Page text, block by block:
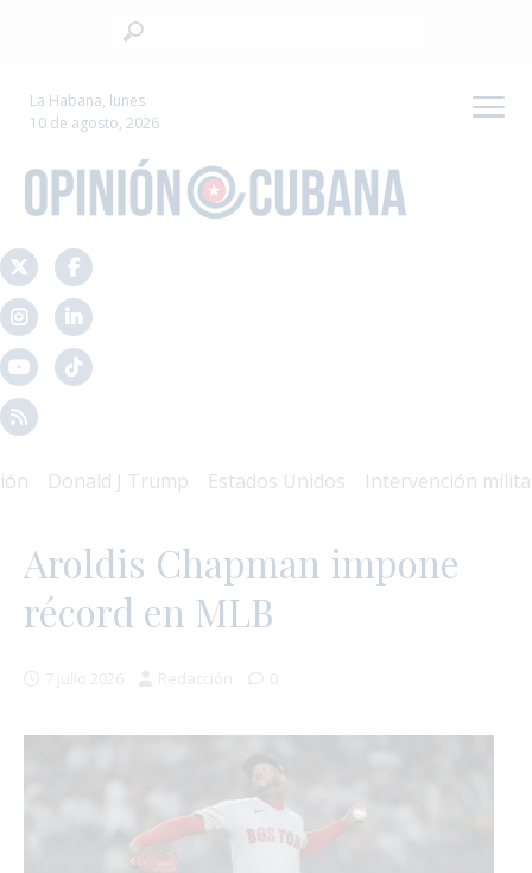
La Habana, lunes
10 de agosto, 2026
Donald J Trump Estados Unidos Intervención militar
Aroldis Chapman impone
récord en MLB